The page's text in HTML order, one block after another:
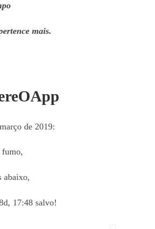
mais.
de 2019:
fumo,
abaixo,
17:48 salvo!